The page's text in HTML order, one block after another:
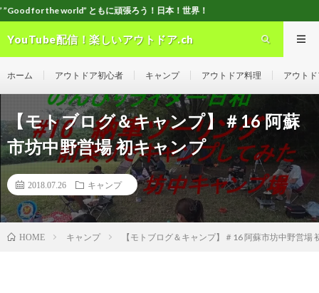
ともに頑張ろう！日本！世界！
YouTube配信！楽しいアウトドア.ch
ホーム アウトドア初心者 キャンプ アウトドア料理 アウト
【モトブログ＆キャンプ】＃16 阿蘇
市坊中野営場 初キャンプ
2018.07.26 キャンプ
HOME キャンプ 【モトブログ＆キャンプ】＃16 阿蘇市坊中野営場